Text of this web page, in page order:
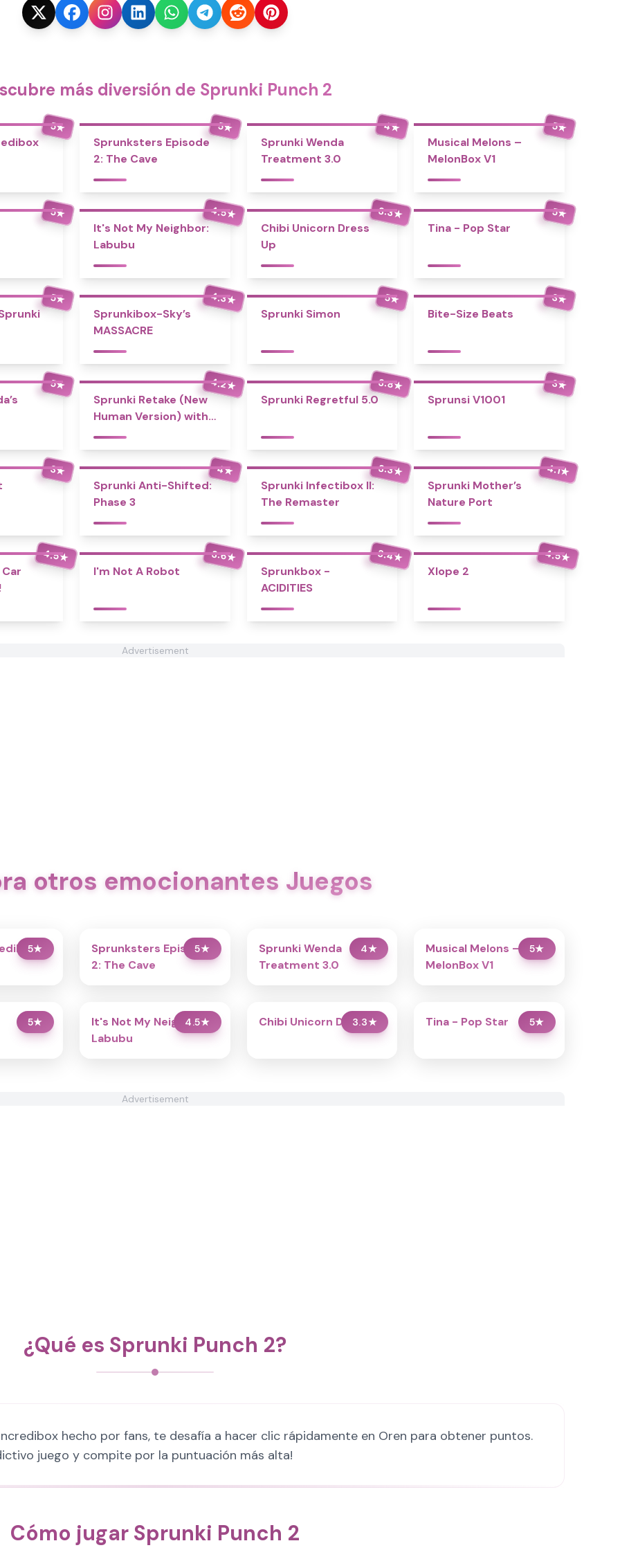
más diversión de Sprunki Punch 2
5★ 5★
Sprunksters Episode
2: The Cave
4★
Sprunki Wenda
Treatment 3.0
5★
Musical Melons –
MelonBox V1
5★ 4.5★
It's Not My Neighbor:
Labubu
3.3★
Chibi Unicorn Dress
Up
5★
Tina - Pop Star
5★ 4.3★
Sprunkibox-Sky’s
MASSACRE
5★
Sprunki Simon
3★
Bite-Size Beats
5★ 4.2★
Sprunki Retake (New
Human Version) with
Bonus
3.8★
Sprunki Regretful 5.0
3★
Sprunsi V1001
3★ 4★
Sprunki Anti-Shifted:
Phase 3
3.3★
Sprunki Infectibox II:
The Remaster
4.1★
Sprunki Mother’s
Nature Port
4.5★ 3.6★
I'm Not A Robot
3.4★
Sprunkbox -
ACIDITIES
4.5★
Xlope 2
Advertisement
otros emocionantes Juegos
5★ 5★
Sprunksters Episode
2: The Cave
4★
Sprunki Wenda
Treatment 3.0
5★
Musical Melons –
MelonBox V1
5★ 4.5★
It's Not My Neighbor:
Labubu
3.3★
Chibi Unicorn Dress Up 5★
Tina - Pop Star
Advertisement
¿Qué es Sprunki Punch 2?
hecho por fans, te desafía a hacer clic rápidamente en Oren para obtener puntos.
juego y compite por la puntuación más alta!
Cómo jugar Sprunki Punch 2